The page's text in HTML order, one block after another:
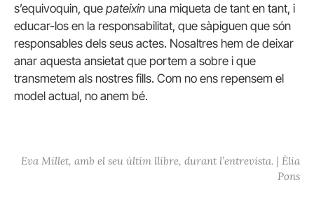
s’equivoquin, que pateixin una miqueta de tant en tant, i
educar-los en la responsabilitat, que sàpiguen que són
responsables dels seus actes. Nosaltres hem de deixar
anar aquesta ansietat que portem a sobre i que
transmetem als nostres fills. Com no ens repensem el
model actual, no anem bé.
Eva Millet, amb el seu últim llibre, durant l’entrevista. | Èlia
Pons